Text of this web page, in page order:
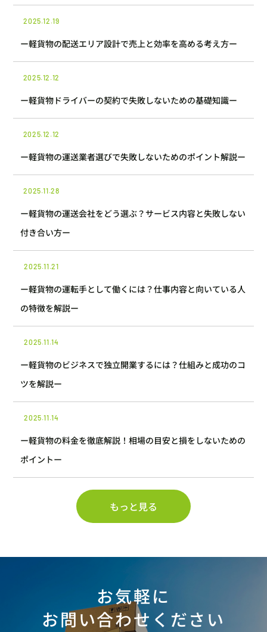
2025.12.19
ー軽貨物の配送エリア設計で売上と効率を高める考え方ー
2025.12.12
ー軽貨物ドライバーの契約で失敗しないための基礎知識ー
2025.12.12
ー軽貨物の運送業者選びで失敗しないためのポイント解説ー
2025.11.28
ー軽貨物の運送会社をどう選ぶ？サービス内容と失敗しない
付き合い方ー
2025.11.21
ー軽貨物の運転手として働くには？仕事内容と向いている人
の特徴を解説ー
2025.11.14
ー軽貨物の料金を徹底解説！相場の目安と損をしないための
ポイントー
2025.11.14
ー軽貨物のビジネスで独立開業するには？仕組みと成功のコ
ツを解説ー
もっと見る
お気軽に
お問い合わせください